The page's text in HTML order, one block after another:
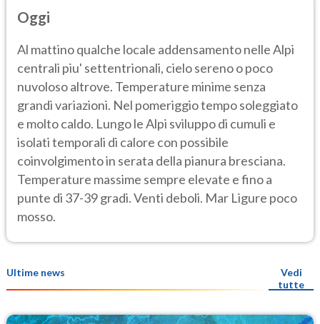
Oggi
Al mattino qualche locale addensamento nelle Alpi
centrali piu' settentrionali, cielo sereno o poco
nuvoloso altrove. Temperature minime senza
grandi variazioni. Nel pomeriggio tempo soleggiato
e molto caldo. Lungo le Alpi sviluppo di cumuli e
isolati temporali di calore con possibile
coinvolgimento in serata della pianura bresciana.
Temperature massime sempre elevate e fino a
punte di 37-39 gradi. Venti deboli. Mar Ligure poco
mosso.
Ultime news
Vedi
tutte